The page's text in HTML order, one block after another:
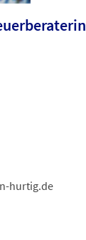
hurtig.de